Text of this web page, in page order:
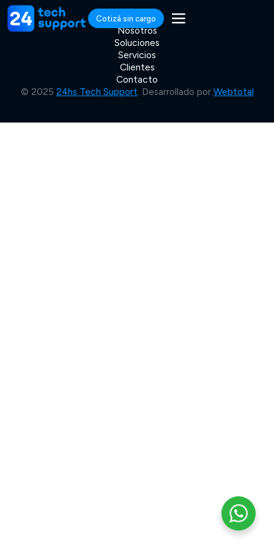
Cotizá sin cargo
Nosotros
Soluciones
Servicios
Clientes
Contacto
© 2025 24hs Tech Support. Desarrollado por Webtotal